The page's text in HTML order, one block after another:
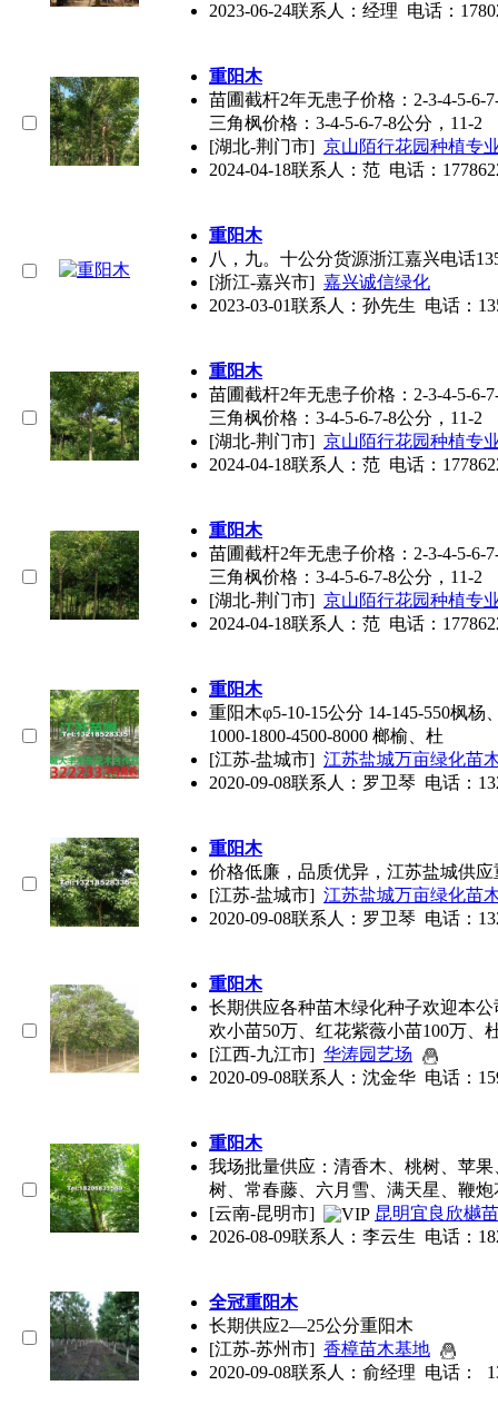
2023-06-24联系人：经理 电话：
重阳木
苗圃截杆2年无患子价格：2-3-4-5-6-
三角枫价格：3-4-5-6-7-8公分，11-2
[湖北-荆门市] 京山陌行花园种植专
2024-04-18联系人：范 电话：
重阳木
八，九。十公分货源浙江嘉兴电话
[浙江-嘉兴市] 嘉兴诚信绿化
2023-03-01联系人：孙先生 电话：
重阳木
苗圃截杆2年无患子价格：2-3-4-5-6-
三角枫价格：3-4-5-6-7-8公分，11-2
[湖北-荆门市] 京山陌行花园种植专
2024-04-18联系人：范 电话：
重阳木
苗圃截杆2年无患子价格：2-3-4-5-6-
三角枫价格：3-4-5-6-7-8公分，11-2
[湖北-荆门市] 京山陌行花园种植专
2024-04-18联系人：范 电话：
重阳木
重阳木φ5-10-15公分 14-145-550枫杨
1000-1800-4500-8000 榔榆、杜
[江苏-盐城市] 江苏盐城万亩绿化苗
2020-09-08联系人：罗卫琴 电话：
重阳木
价格低廉，品质优异，江苏盐城供应
[江苏-盐城市] 江苏盐城万亩绿化苗
2020-09-08联系人：罗卫琴 电话：
重阳木
长期供应各种苗木绿化种子欢迎本
欢小苗50万、红花紫薇小苗100万、
[江西-九江市] 华涛园艺场
2020-09-08联系人：沈金华 电话：
重阳木
我场批量供应：清香木、桃树、苹
树、常春藤、六月雪、满天星、鞭炮
[云南-昆明市]
昆明宜良欣樾
2026-08-09联系人：李云生 电话：
全冠重阳木
长期供应2—25公分重阳木
[江苏-苏州市] 香樟苗木基地
2020-09-08联系人：俞经理 电话：